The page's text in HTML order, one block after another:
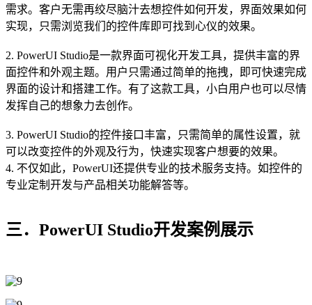
需求。客户无需再绞尽脑汁去想控件如何开发，界面效果如何
实现，只需浏览我们的控件库即可找到心仪的效果。
2. PowerUI Studio是一款界面可视化开发工具，提供丰富的界
面控件和外观主题。用户只需通过简单的拖拽，即可快速完成
界面的设计和搭建工作。有了这款工具，小白用户也可以尽情
发挥自己的想象力去创作。
3. PowerUI Studio的控件接口丰富，只需简单的属性设置，就
可以改变控件的外观及行为，快速实现客户想要的效果。
4. 不仅如此，PowerUI还提供专业的技术服务支持。如控件的
专业定制开发与产品相关功能解答等。
三．PowerUI Studio开发案例展示